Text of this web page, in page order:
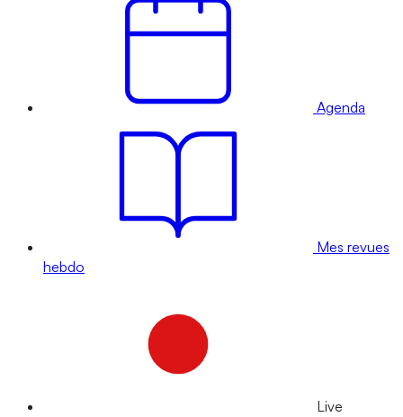
Agenda
Mes revues
hebdo
Live